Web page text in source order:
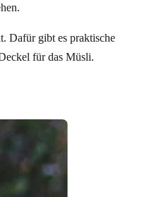
Dafür gibt es praktische
für das Müsli.